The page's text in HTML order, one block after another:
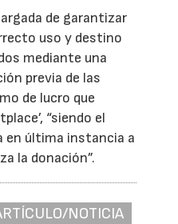
de garantizar
uso y destino
mediante una
previa de las
de lucro que
“siendo el
en última instancia a
la donación”.
NOTICIA